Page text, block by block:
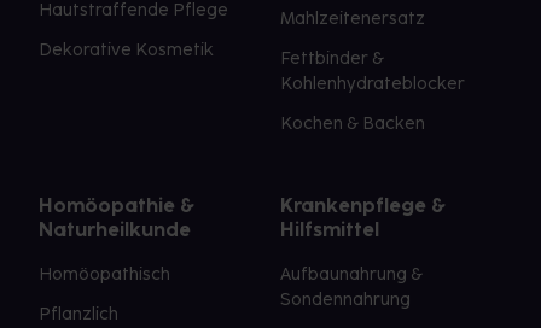
Hautstraffende Pflege
Dekorative Kosmetik
Mahlzeitenersatz
Fettbinder &
Kohlenhydrateblocker
Kochen & Backen
Homöopathie &
Naturheilkunde
Homöopathisch
Pflanzlich
Krankenpflege &
Hilfsmittel
Aufbaunahrung &
Sondennahrung